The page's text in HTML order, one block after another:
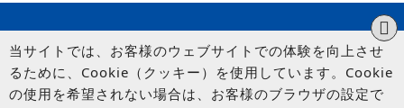
当サイトでは、お客様のウェブサイトでの体験を向上させ
るために、Cookie（クッキー）を使用しています。Cookie
の使用を希望されない場合は、お客様のブラウザの設定で